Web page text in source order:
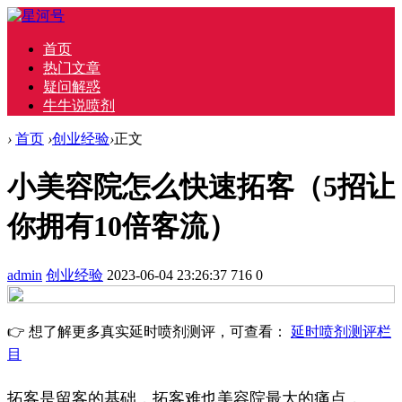
首页
热门文章
疑问解惑
牛牛说喷剂
› 首页 ›创业经验›正文
小美容院怎么快速拓客（5招让
你拥有10倍客流）
admin 创业经验 2023-06-04 23:26:37 716 0
👉 想了解更多真实延时喷剂测评，可查看： 延时喷剂测评栏
目
拓客是留客的基础，拓客难也美容院最大的痛点，